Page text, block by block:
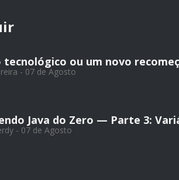
tecnológico ou um novo
- 07 de Agosto
Java do Zero — Parte 3:
- 07 de Agosto